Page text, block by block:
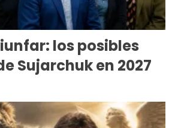
los posibles
Sujarchuk en 2027